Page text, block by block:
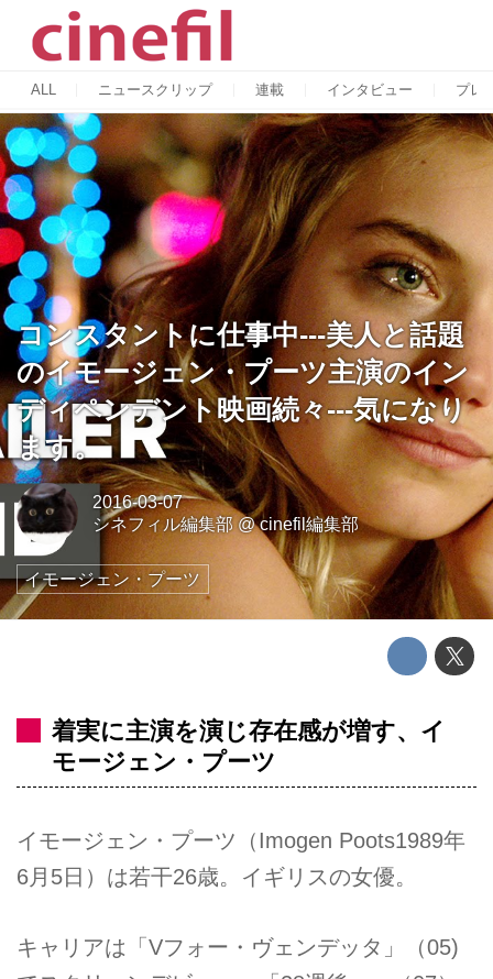
ALL ニュースクリップ 連載 インタビュー プレ
コンスタントに仕事中---美人と話題
のイモージェン・プーツ主演のイン
ディペンデント映画続々---気になり
ます。
2016-03-07
シネフィル編集部@cinefil編集部
イモージェン・プーツ
着実に主演を演じ存在感が増す、イ
モージェン・プーツ
イモージェン・プーツ（Imogen Poots1989年
6月5日）は若干26歳。イギリスの女優。
キャリアは「Vフォー・ヴェンデッタ」（05)